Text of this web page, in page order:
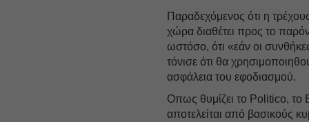
Παραδεχόμενος ότι η
χώρα διαθέτει προς το
ωστόσο, ότι «εάν οι
τόνισε ότι θα
ασφάλεια του εφοδιασμού.
Οπως θυμίζει το Politico, το
αποτελείται από βασικούς